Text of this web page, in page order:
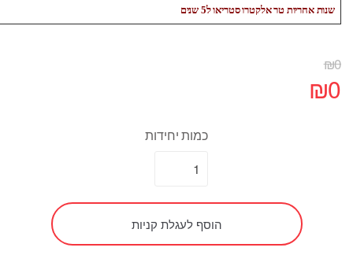
שנות אחריות טר אלקטרו סטריאו ל5 שנים
₪0
₪0
כמות יחידות
הוסף לעגלת קניות